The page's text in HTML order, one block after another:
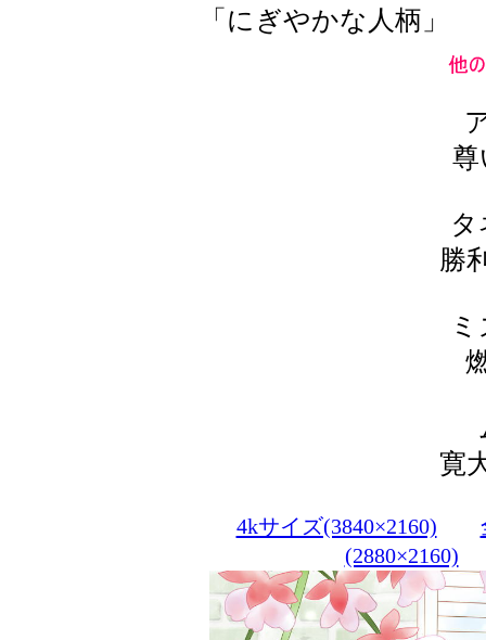
「にぎやかな人柄」
尊
勝
寛
4kサイズ(3840×2160)
(2880×2160)